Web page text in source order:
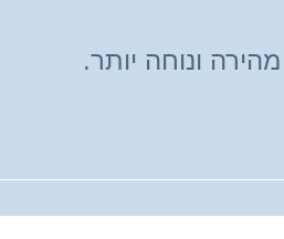
ונוחה יותר.